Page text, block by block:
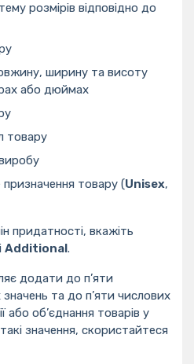
розмірів відповідно до
ширину та висоту
або дюймах
товару
призначення товару (Unisex,
придатності, вкажіть
Additional.
додати до п’яти
та до п’яти числових
або об’єднання товарів у
значення, скористайтеся